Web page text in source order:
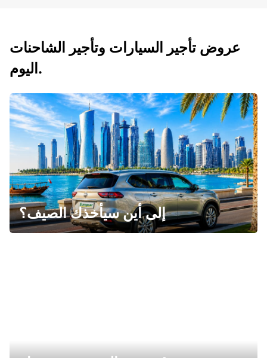
عروض تأجير السيارات وتأجير الشاحنات
اليوم.
إلى أين سيأخذك الصيف؟